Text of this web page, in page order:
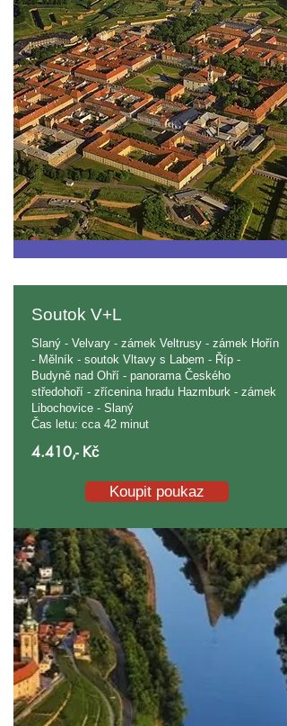
Soutok V+L
Slaný - Velvary - zámek Veltrusy - zámek Hořín
- Mělník - soutok Vltavy s Labem - Říp -
Budyně nad Ohří - panorama Českého
středohoří - zřícenina hradu Hazmburk - zámek
Libochovice - Slaný
Čas letu: cca 42 minut
4.410,- Kč
Koupit poukaz